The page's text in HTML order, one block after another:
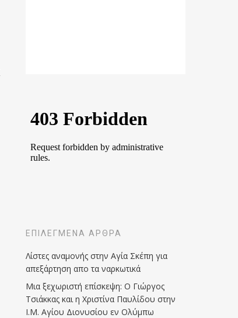
ΕΠΙΛΕΓΜΈΝΑ ΆΡΘΡΑ
Λίστες αναμονής στην Αγία Σκέπη για
απεξάρτηση απο τα ναρκωτικά
Μια ξεχωριστή επίσκεψη: Ο Γιώργος
Τσιάκκας και η Χριστίνα Παυλίδου στην
Ι.Μ. Αγίου Διονυσίου εν Ολύμπω